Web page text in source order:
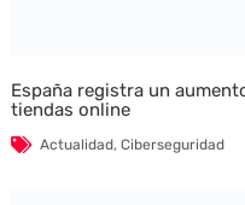
España registra un
tiendas online
Actualidad, Ciberseguridad